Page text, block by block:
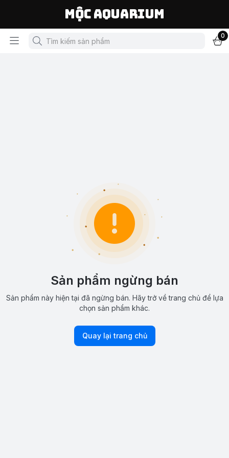
Mộc Aquarium
0
Sản phẩm ngừng bán
Sản phẩm này hiện tại đã ngừng bán. Hãy trở về trang chủ để lựa
chọn sản phẩm khác.
Quay lại trang chủ